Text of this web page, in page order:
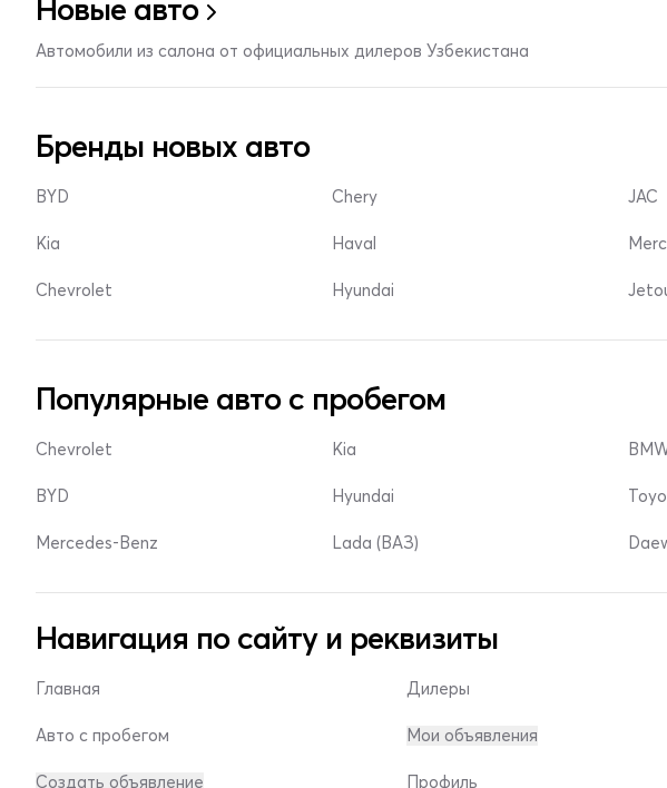
Новые авто
Автомобили из салона от официальных дилеров Узбекистана
Бренды новых авто
BYD
Kia
Chevrolet
Chery
Haval
Hyundai
JAC
Популярные авто с пробегом
Chevrolet
BYD
Mercedes-Benz
Kia
Hyundai
Lada (ВАЗ)
Навигация по сайту и реквизиты
Главная
Авто с пробегом
Создать объявление
Дилеры
Мои объявления
Профиль